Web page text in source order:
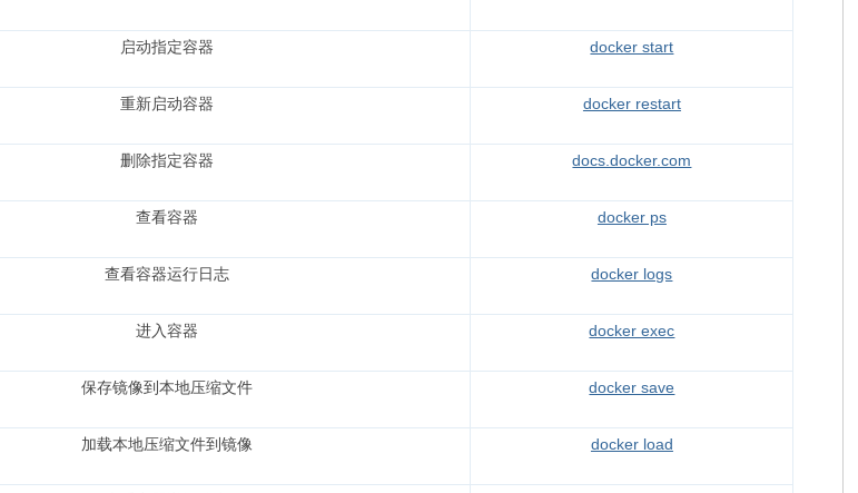
启动指定容器 docker start
重新启动容器 docker restart
删除指定容器 docs.docker.com
查看容器 docker ps
查看容器运行日志 docker logs
进入容器 docker exec
保存镜像到本地压缩文件 docker save
加载本地压缩文件到镜像 docker load